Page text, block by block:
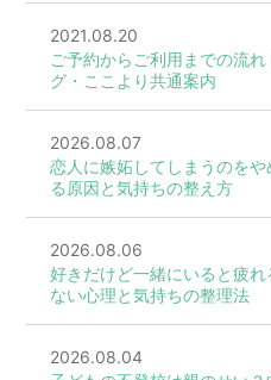
2021.08.20
ご予約からご利用までの流
グ・ここより共通案内
2026.08.07
恋人に嫉妬してしまうのを
る原因と気持ちの整え方
2026.08.06
好きだけど一緒にいると疲
ない心理と気持ちの整理法
2026.08.04